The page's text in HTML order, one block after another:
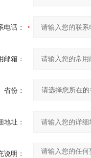
电话：
邮箱：
省份：
地址：
说明：